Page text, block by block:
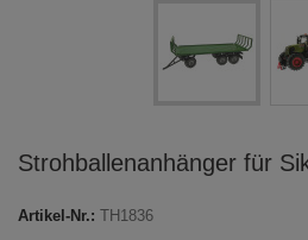
Strohballenanhänger für
Artikel-Nr.: TH1836